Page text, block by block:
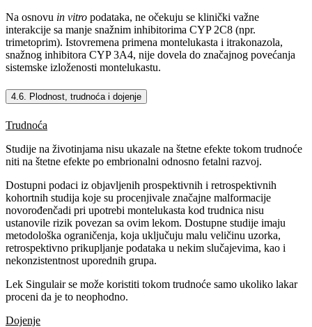
Na osnovu in vitro podataka, ne očekuju se klinički važne
interakcije sa manje snažnim inhibitorima CYP 2C8 (npr.
trimetoprim). Istovremena primena montelukasta i itrakonazola,
snažnog inhibitora CYP 3A4, nije dovela do značajnog povećanja
sistemske izloženosti montelukastu.
4.6. Plodnost, trudnoća i dojenje
Trudnoća
Studije na životinjama nisu ukazale na štetne efekte tokom trudnoće
niti na štetne efekte po embrionalni odnosno fetalni razvoj.
Dostupni podaci iz objavljenih prospektivnih i retrospektivnih
kohortnih studija koje su procenjivale značajne malformacije
novorođenčadi pri upotrebi montelukasta kod trudnica nisu
ustanovile rizik povezan sa ovim lekom. Dostupne studije imaju
metodološka ograničenja, koja uključuju malu veličinu uzorka,
retrospektivno prikupljanje podataka u nekim slučajevima, kao i
nekonzistentnost uporednih grupa.
Lek Singulair se može koristiti tokom trudnoće samo ukoliko lakar
proceni da je to neophodno.
Dojenje